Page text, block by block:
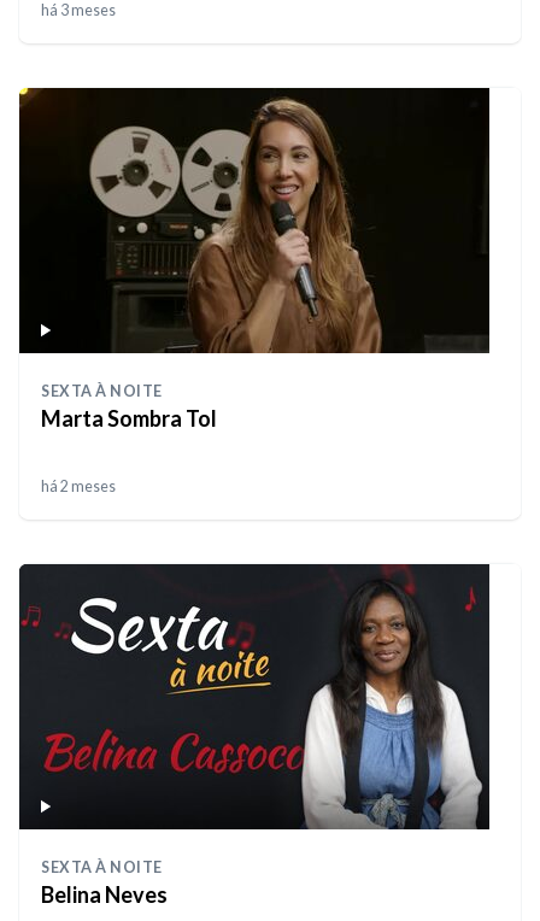
há 3 meses
SEXTA À NOITE
Marta Sombra Tol
há 2 meses
SEXTA À NOITE
Belina Neves